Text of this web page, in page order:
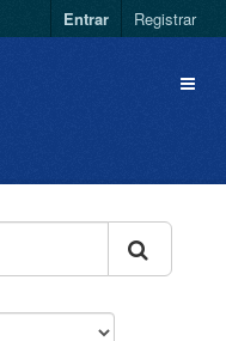
Entrar Registrar